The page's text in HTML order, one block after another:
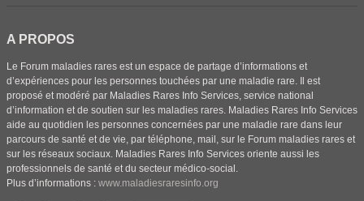
A PROPOS
Le Forum maladies rares est un espace de partage d’informations et
d’expériences pour les personnes touchées par une maladie rare. Il est
proposé et modéré par Maladies Rares Info Services, service national
d’information et de soutien sur les maladies rares. Maladies Rares Info Services
aide au quotidien les personnes concernées par une maladie rare dans leur
parcours de santé et de vie, par téléphone, mail, sur le Forum maladies rares et
sur les réseaux sociaux. Maladies Rares Info Services oriente aussi les
professionnels de santé et du secteur médico-social.
Plus d’informations : www.maladiesraresinfo.org